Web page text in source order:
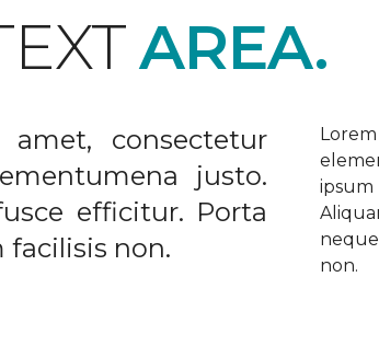
AREA.
consectetur
justo.
efficitur. Porta
non.
non.